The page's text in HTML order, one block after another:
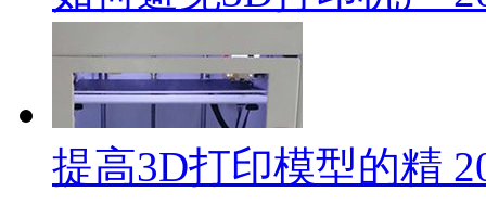
提高3D打印模型的精